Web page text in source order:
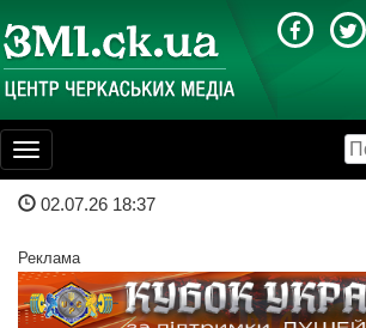
Toggle
navigation
02.07.26 18:37
Реклама